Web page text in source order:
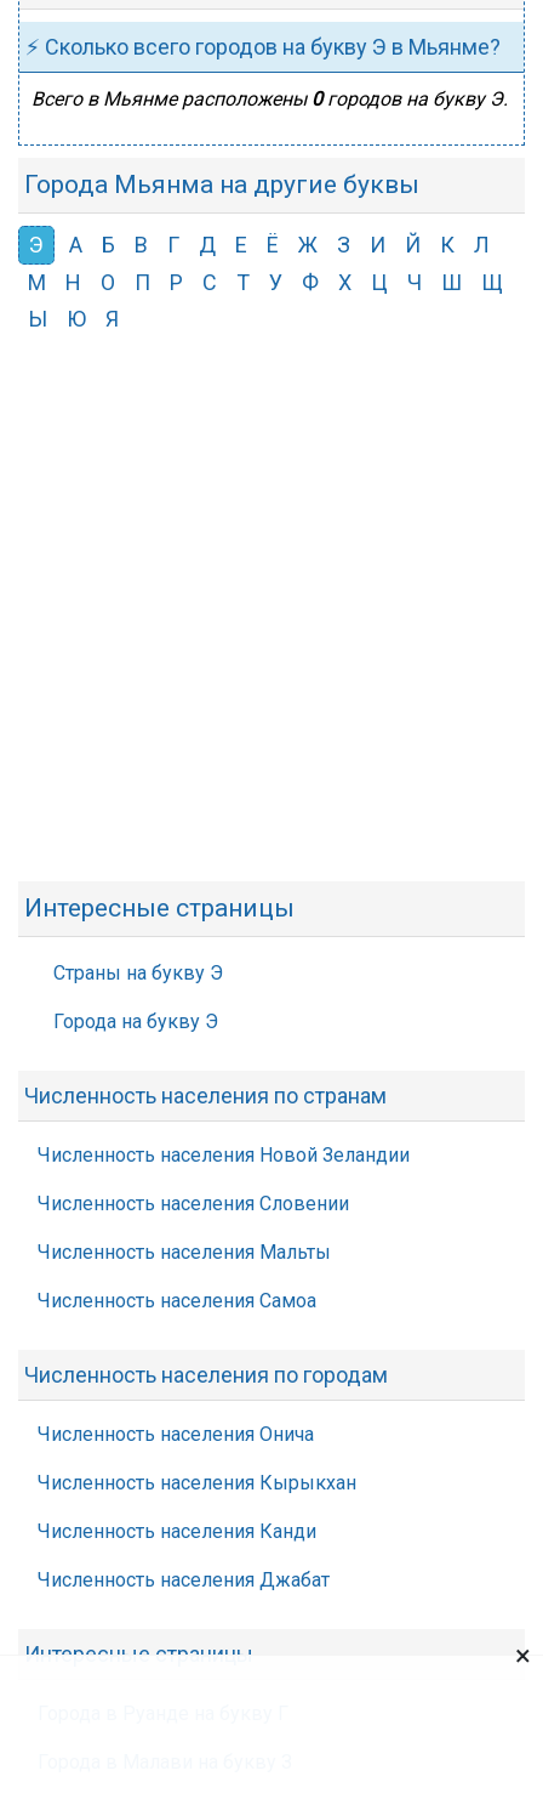
⚡ Сколько всего городов на букву Э в Мьянме?
Всего в Мьянме расположены 0городов на букву Э.
Города Мьянма на другие буквы
Э А Б В Г Д Е Ё Ж З И Й К
Л
М
Н О П Р С Т У Ф Х Ц Ч Ш
Щ
Ы
Ю Я
Интересные страницы
Страны на букву Э
Города на букву Э
Численность населения по странам
Численность населения Новой Зеландии
Численность населения Словении
Численность населения Мальты
Численность населения Самоа
Численность населения по городам
Численность населения Онича
Численность населения Кырыкхан
Численность населения Канди
Численность населения Джабат
Интересные страницы ×